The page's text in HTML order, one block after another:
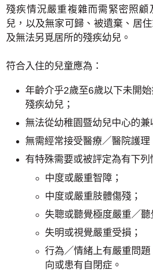
殘疾情況嚴重複雜而需緊密照顧
兒，以及無家可歸、被遺棄、居
及無法另覓居所的殘疾幼兒。
符合入住的兒童應為：
年齡介乎2歲至6歲以下未開
殘疾幼兒；
無法從幼稚園暨幼兒中心的兼
無需經常接受醫療／醫院護理
有特殊需要或被評定為有下列
中度或嚴重智障；
中度或嚴重肢體傷殘；
失聰或聽覺極度嚴重／聽
失明或視覺嚴重受損；
行為／情緒上有嚴重問
向或患有自閉症。